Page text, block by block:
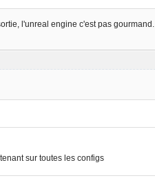
l'unreal engine c'est pas gourmand.
sur toutes les configs